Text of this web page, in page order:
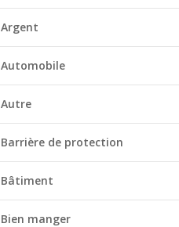
Argent
Automobile
Autre
Barrière de protection
Bâtiment
Bien manger